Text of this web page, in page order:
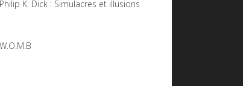
Philip K. Dick : Simulacres et illusions
W.O.M.B